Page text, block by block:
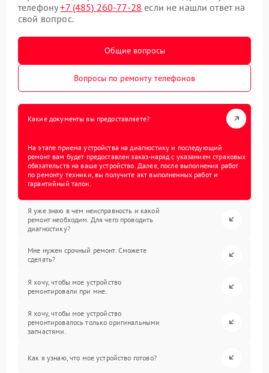
телефону+7 (485) 260-77-28 если не нашли ответ на
свой вопрос.
Общие вопросы
Вопросы по ремонту телефонов
Какие документы вы предоставляете?
На этапе приема устройства на диагностику и последующий
ремонт вам будет предоставлен заказ-наряд с указанием страховых
обязательств на ваше устройство. Далее, после выполнения работ
по ремонту техники, вы получите акт выполненных работ и
гарантийный талон.
Я уже знаю в чем неисправность и какой
ремонт необходим. Для чего проводить
диагностику?
Мне нужен срочный ремонт. Сможете
сделать?
Я хочу, чтобы мое устройство
ремонтировали при мне.
Я хочу, чтобы мое устройство
ремонтировалось только оригинальными
запчастями.
Как я узнаю, что мое устройство готово?